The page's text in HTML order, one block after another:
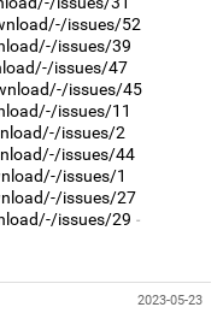
issues/52
issues/39
issues/47
issues/45
issues/11
issues/2
issues/44
issues/1
issues/27
issues/29
2023-05-23